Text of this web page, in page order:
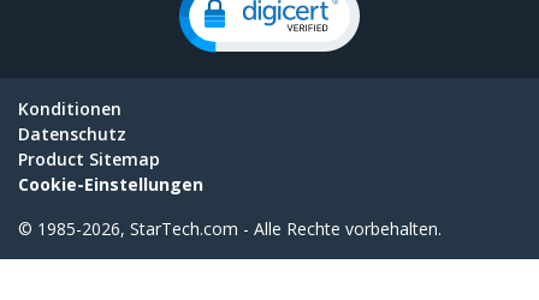
Konditionen
Datenschutz
Product Sitemap
Cookie-Einstellungen
© 1985-2026, StarTech.com - Alle Rechte vorbehalten.